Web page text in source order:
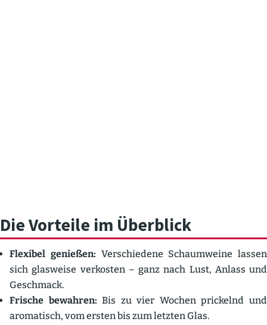
Die Vorteile im Überblick
Flexibel genießen: Verschiedene Schaum­weine lassen
sich glasweise verkosten – ganz nach Lust, Anlass und
Geschmack.
Frische bewahren: Bis zu vier Wochen prickelnd und
aroma­tisch, vom ersten bis zum letzten Glas.